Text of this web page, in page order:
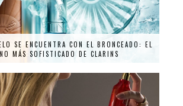
SE ENCUENTRA CON EL BRONCEADO: EL
MÁS SOFISTICADO DE CLARINS